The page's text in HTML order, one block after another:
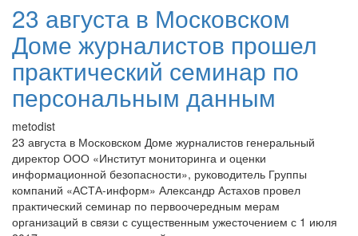
23 августа в Московском
Доме журналистов прошел
практический семинар по
персональным данным
metodist
23 августа в Московском Доме журналистов генеральный
директор ООО «Институт мониторинга и оценки
информационной безопасности», руководитель Группы
компаний «АСТА-информ» Александр Астахов провел
практический семинар по первоочередным мерам
организаций в связи с существенным ужесточением с 1 июля